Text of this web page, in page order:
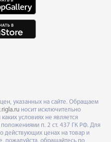
цен, указанных на сайте. Обращаем
носит исключительно
условиях не является
п. 2 ст. 437 ГК РФ. Для
действующих ценах на товар и